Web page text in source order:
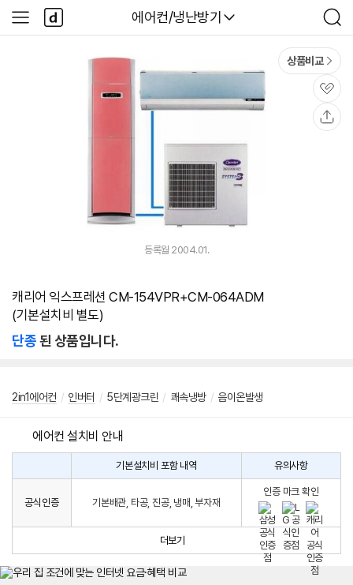
다나와
에어컨/냉난방기
검
색
사
이
다
나
와
상품비교
관
심
등록월 2004.01.
캐리어 익스프레션 CM-154VPR+CM-064ADM
(기본설치비 별도)
단종된 상품입니다.
2in1에어컨 / 인버터 / 5단계광크린 / 쾌속냉방 / 음이온발생
에어컨 설치비 안내
구
시
생
컨
설
기본설치비 포함 내역 유의사항
공식인증 기본배관, 타공, 진공, 냉매, 부자재
인증 마크 확인
더보기